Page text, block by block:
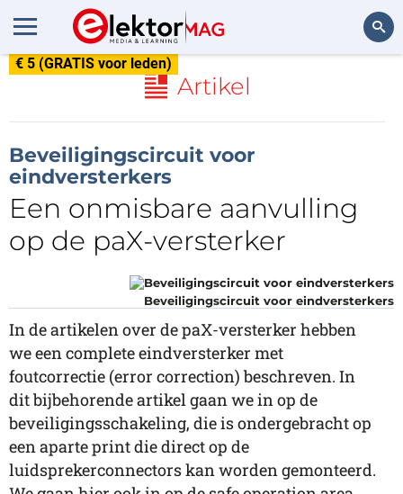
€ 5 (GRATIS voor leden)
Artikel
Beveiligingscircuit voor
eindversterkers
Een onmisbare aanvulling
op de paX-versterker
Beveiligingscircuit voor eindversterkers
In de artikelen over de paX-versterker hebben
we een complete eindversterker met
foutcorrectie (error correction) beschreven. In
dit bijbehorende artikel gaan we in op de
beveiligingsschakeling, die is ondergebracht op
een aparte print die direct op de
luidsprekerconnectors kan worden gemonteerd.